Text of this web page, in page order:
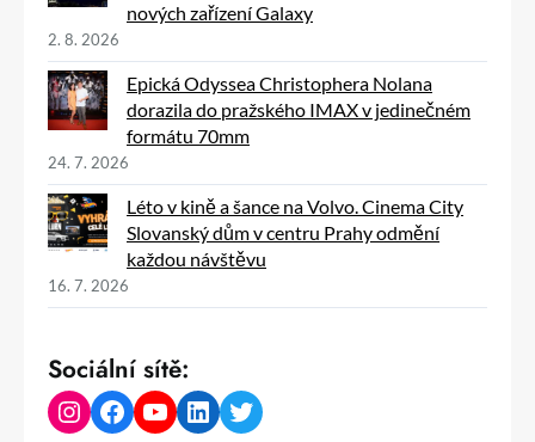
nových zařízení Galaxy
2. 8. 2026
Epická Odyssea Christophera Nolana
dorazila do pražského IMAX v jedinečném
formátu 70mm
24. 7. 2026
Léto v kině a šance na Volvo. Cinema City
Slovanský dům v centru Prahy odmění
každou návštěvu
16. 7. 2026
Sociální sítě:
Instagram Facebook YouTube LinkedIn Twitter